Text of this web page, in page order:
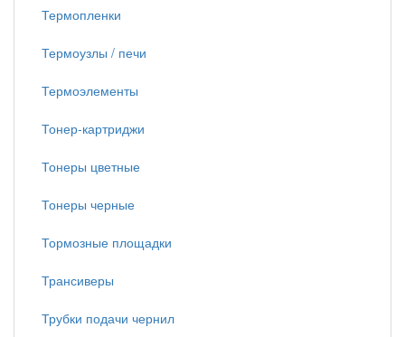
Термопленки
Термоузлы / печи
Термоэлементы
Тонер-картриджи
Тонеры цветные
Тонеры черные
Тормозные площадки
Трансиверы
Трубки подачи чернил